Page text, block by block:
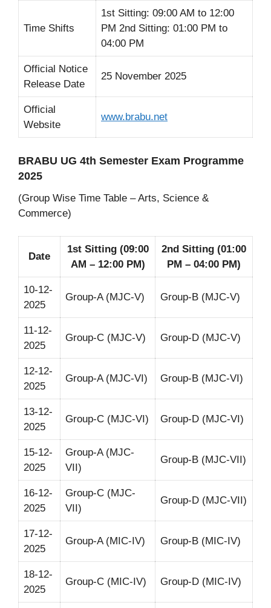
Time Shifts
1st Sitting: 09:00 AM to 12:00
PM 2nd Sitting: 01:00 PM to
04:00 PM
Official Notice
Release Date
25 November 2025
Official
Website
www.brabu.net
BRABU UG 4th Semester Exam Programme
2025
(Group Wise Time Table – Arts, Science &
Commerce)
Date
1st Sitting (09:00
AM – 12:00 PM)
2nd Sitting (01:00
PM – 04:00 PM)
10-12-
2025
Group-A (MJC-V) Group-B (MJC-V)
11-12-
2025
Group-C (MJC-V) Group-D (MJC-V)
12-12-
2025
Group-A (MJC-VI) Group-B (MJC-VI)
13-12-
2025
Group-C (MJC-VI) Group-D (MJC-VI)
15-12-
2025
Group-A (MJC-
VII)
Group-B (MJC-VII)
16-12-
2025
Group-C (MJC-
VII)
Group-D (MJC-VII)
17-12-
2025
Group-A (MIC-IV) Group-B (MIC-IV)
18-12-
2025
Group-C (MIC-IV) Group-D (MIC-IV)